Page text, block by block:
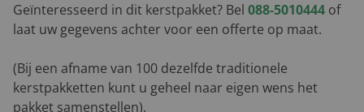
Geïnteresseerd in dit kerstpakket? Bel 088-5010444 of
laat uw gegevens achter voor een offerte op maat.
(Bij een afname van 100 dezelfde traditionele
kerstpakketten kunt u geheel naar eigen wens het
pakket samenstellen).